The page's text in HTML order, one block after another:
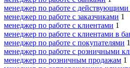
менеджер по работе с
менеджер по работе с заказчиками 1
менеджер по работе с клиентами 1
менеджер по работе с клиентами в
менеджер по работе с покупателями 1
менеджер по работе с розничными
менеджер по розничным продажам 1